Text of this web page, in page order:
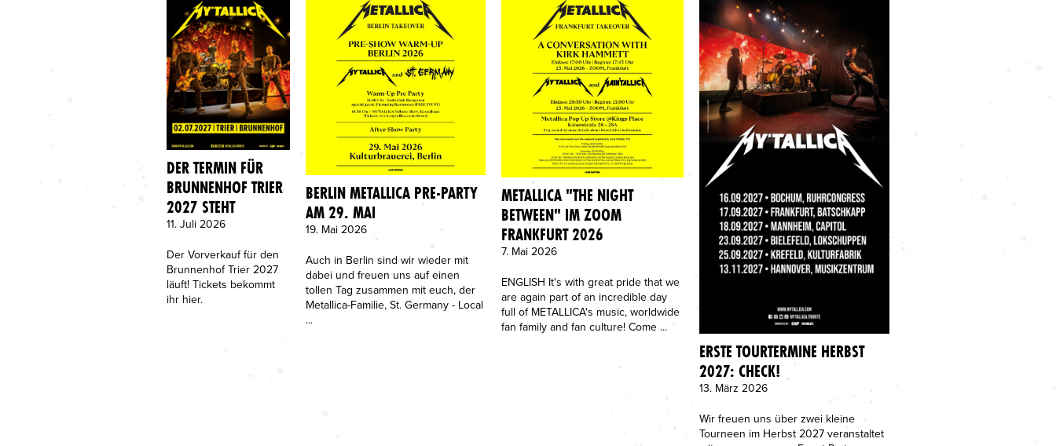
DER TERMIN FÜR
BRUNNENHOF TRIER
2027 STEHT
11. Juli 2026
Der Vorverkauf für den
Brunnenhof Trier 2027
läuft! Tickets bekommt
ihr hier.
BERLIN METALLICA PRE-PARTY
AM 29. MAI
19. Mai 2026
Auch in Berlin sind wir wieder mit
dabei und freuen uns auf einen
tollen Tag zusammen mit euch, der
Metallica-Familie, St. Germany - Local
...
METALLICA "THE NIGHT
BETWEEN" IM ZOOM
FRANKFURT 2026
7. Mai 2026
ENGLISH It's with great pride that we
are again part of an incredible day
full of METALLICA's music, worldwide
fan family and fan culture! Come ...
ERSTE TOURTERMINE HERBST
2027: CHECK!
13. März 2026
Wir freuen uns über zwei kleine
Tourneen im Herbst 2027 veranstaltet